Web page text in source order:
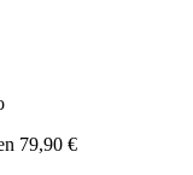
79,90 €